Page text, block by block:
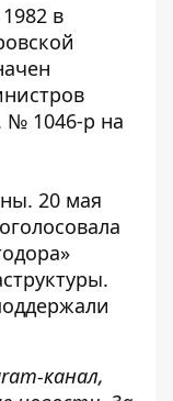
1982 в
№ 1046-р на
20 мая
канал,